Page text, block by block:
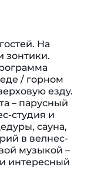
На
зонтики.
/ горном
езду.
– парусный
студия и
сауна,
в велнес-
музыкой –
интересный